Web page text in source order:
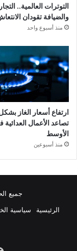
التوترات العالمية..
والضيافة تقودان
منذ أسبوع واحد
ارتفاع أسعار الغاز
تصاعد الأعمال
الأوسط
منذ أسبوعين
جميع
الرئيسية
سياسية